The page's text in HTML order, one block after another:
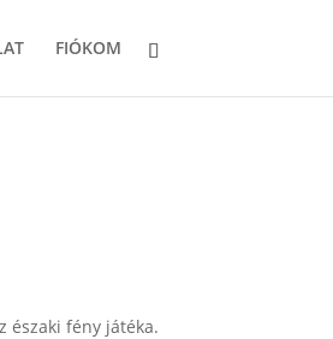
FIÓKOM
északi fény játéka.